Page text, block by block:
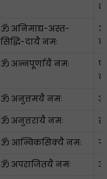
ॐ अनिमाद्य-अस्त-
सिद्धि-दायै नमः
ॐ अन्नपूर्णायै नमः
ॐ अनुत्तमयै नमः
ॐ अनुत्तरायै नमः
ॐ आन्विकसिक्यै नमः
ॐ अपराजितयै नमः